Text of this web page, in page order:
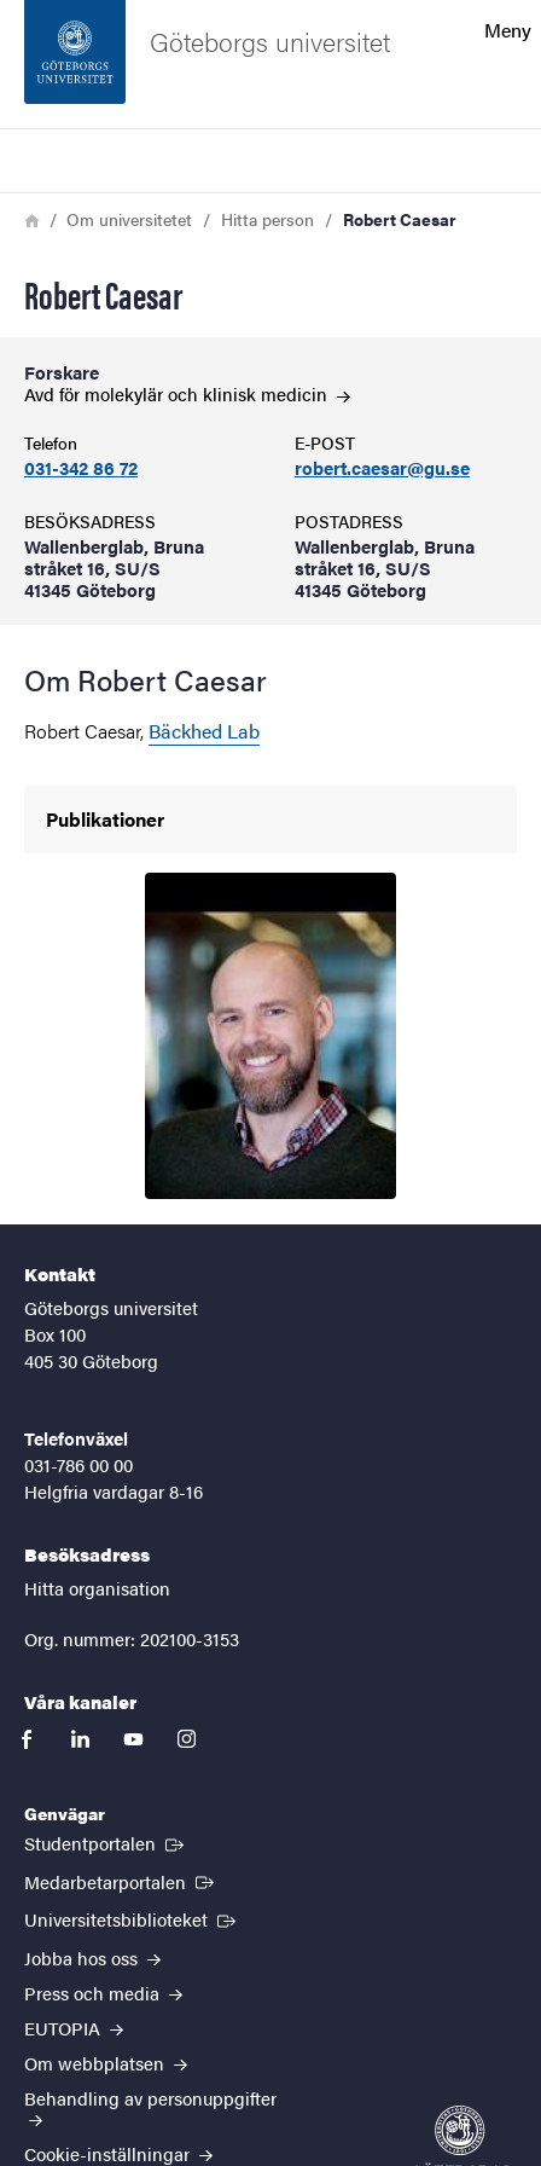
Sidfoten
Meny
Göteborgs universitet
Länkstig
HemOm universitetet Hitta person Robert Caesar
Robert Caesar
Forskare
Avd för molekylär och klinisk medicin
Telefon
031-342 86 72
E-POST
robert.caesar@gu.se
BESÖKSADRESS
Wallenberglab, Bruna
stråket 16, SU/S
41345 Göteborg
POSTADRESS
Wallenberglab, Bruna
stråket 16, SU/S
41345 Göteborg
Om Robert Caesar
Robert Caesar, Bäckhed Lab
Publikationer
Kontakt
Göteborgs universitet
Box 100
405 30 Göteborg
Telefonväxel
031-786 00 00
Helgfria vardagar 8-16
Besöksadress
Hitta organisation
Org. nummer: 202100-3153
Våra kanaler
facebooklinkedinyoutubeinstagram
Genvägar
Studentportalen (Extern länk)
Medarbetarportalen (Extern länk)
Universitetsbiblioteket (Extern länk)
Jobba hos oss
Press och media
EUTOPIA
Om webbplatsen
Behandling av personuppgifter
Cookie-inställningar